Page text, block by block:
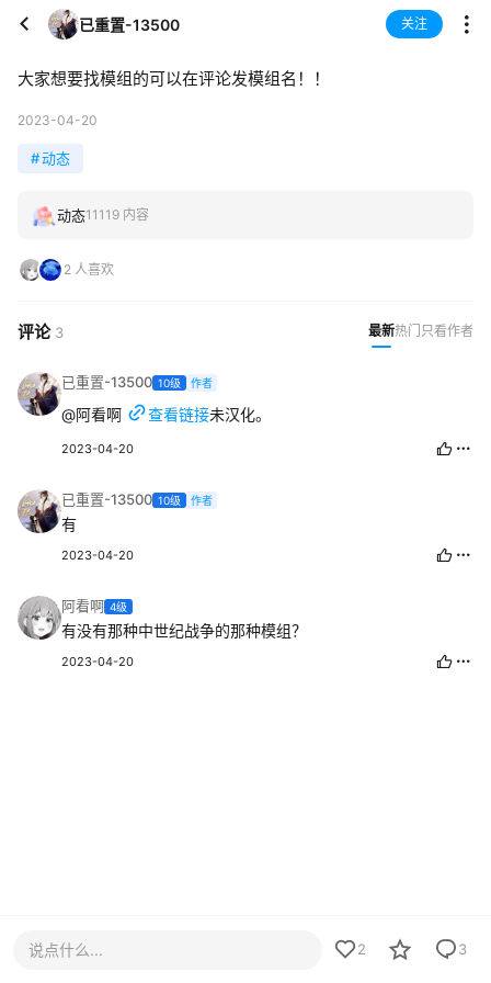
已重置-13500 关注
大家想要找模组的可以在评论发模组名！！
2023-04-20
#动态
动态11119 内容
2 人喜欢
评论 3 最新热门 只看作者
已重置-13500 10级 作者
@阿看啊 查看链接未汉化。
2023-04-20
已重置-13500 10级 作者
有
2023-04-20
阿看啊 4级
有没有那种中世纪战争的那种模组？
2023-04-20
说点什么... 2 3